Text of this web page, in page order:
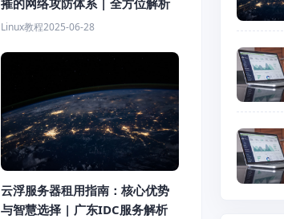
Linux教程2025-06-28
云浮服务器租用指南：核心优势
与智慧选择 | 广东IDC服务解析